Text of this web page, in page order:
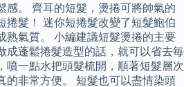
感。 齊耳的短髮，燙捲可將帥氣的
捲髮！ 迷你短捲髮改變了短髮鮑伯
熟氣質。 小編建議短髮燙捲的主要
成蓬鬆捲髮造型的話，就可以省去毎
噴一點水把頭髮梳開，順著短髮層次
的非常方便。 短髮也可以盡情染頭